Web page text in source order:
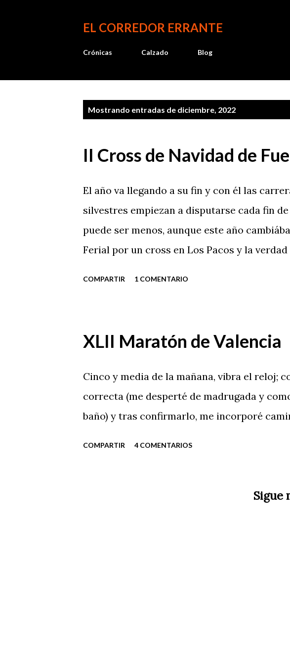
EL CORREDOR ERRANTE
Crónicas Calzado Blog
Mostrando entradas de diciembre, 2022
II Cross de Navidad de
El año va llegando a su fin y con él las
silvestres empiezan a disputarse cada fin
puede ser menos, aunque este año
Ferial por un cross en Los Pacos y la
COMPARTIR 1 COMENTARIO
XLII Maratón de Valencia
Cinco y media de la mañana, vibra el reloj;
correcta (me desperté de madrugada y
baño) y tras confirmarlo, me incorporé
COMPARTIR 4 COMENTARIOS
Sigue